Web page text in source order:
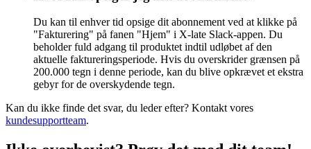
Du kan til enhver tid opsige dit abonnement ved at klikke på
"Fakturering" på fanen "Hjem" i X-late Slack-appen. Du
beholder fuld adgang til produktet indtil udløbet af den
aktuelle faktureringsperiode. Hvis du overskrider grænsen på
200.000 tegn i denne periode, kan du blive opkrævet et ekstra
gebyr for de overskydende tegn.
Kan du ikke finde det svar, du leder efter? Kontakt vores
kundesupportteam.